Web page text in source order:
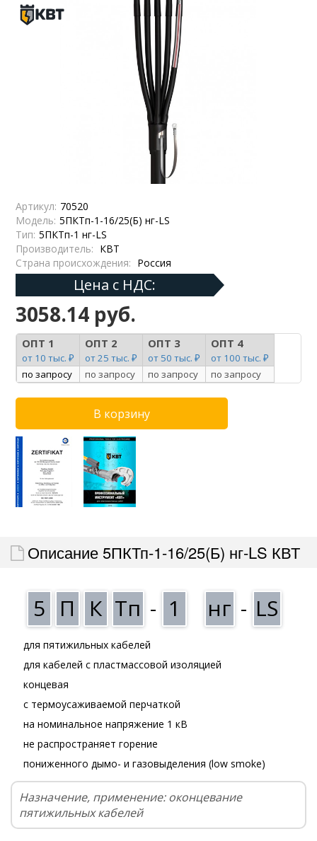
Артикул: 70520
Модель: 5ПКТп-1-16/25(Б) нг-LS
Тип: 5ПКТп-1 нг-LS
Производитель: КВТ
Страна происхождения: Россия
Цена с НДС:
3058.14 руб.
ОПТ 1
от 10 тыс. ₽
ОПТ 2
от 25 тыс. ₽
ОПТ 3
от 50 тыс. ₽
ОПТ 4
от 100 тыс. ₽
по запросу
по запросу по запросу по запросу
Описание 5ПКТп-1-16/25(Б) нг-LS КВТ
5 П К Тп - 1 нг - LS
для пятижильных кабелей
для кабелей с пластмассовой изоляцией
концевая
с термоусаживаемой перчаткой
на номинальное напряжение 1 кВ
не распространяет горение
пониженного дымо- и газовыделения (low smoke)
Назначение, применение: оконцевание
пятижильных кабелей